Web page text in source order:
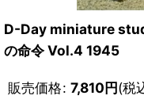
D-Day miniature
の命令 Vol.4 1945
販売価格: 7,810円(税